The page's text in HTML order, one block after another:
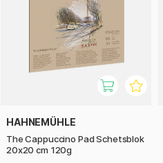
HAHNEMÜHLE
The Cappuccino Pad Schetsblok
20x20 cm 120g